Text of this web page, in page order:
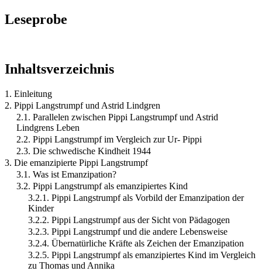
Leseprobe
Inhaltsverzeichnis
1. Einleitung
2. Pippi Langstrumpf und Astrid Lindgren
2.1. Parallelen zwischen Pippi Langstrumpf und Astrid
Lindgrens Leben
2.2. Pippi Langstrumpf im Vergleich zur Ur- Pippi
2.3. Die schwedische Kindheit 1944
3. Die emanzipierte Pippi Langstrumpf
3.1. Was ist Emanzipation?
3.2. Pippi Langstrumpf als emanzipiertes Kind
3.2.1. Pippi Langstrumpf als Vorbild der Emanzipation der
Kinder
3.2.2. Pippi Langstrumpf aus der Sicht von Pädagogen
3.2.3. Pippi Langstrumpf und die andere Lebensweise
3.2.4. Übernatürliche Kräfte als Zeichen der Emanzipation
3.2.5. Pippi Langstrumpf als emanzipiertes Kind im Vergleich
zu Thomas und Annika